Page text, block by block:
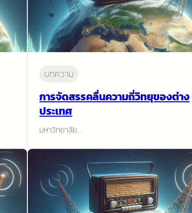
บทความ
การจัดสรรคลื่นความถี่วิทยุของต่าง
ประเทศ
มหาวิทยาลัย…